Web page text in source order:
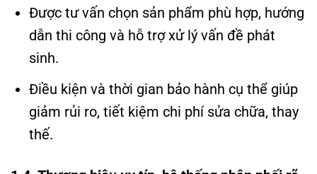
Được tư vấn chọn sản phẩm phù hợp, hướng
dẫn thi công và hỗ trợ xử lý vấn đề phát
sinh.
Điều kiện và thời gian bảo hành cụ thể giúp
giảm rủi ro, tiết kiệm chi phí sửa chữa, thay
thế.